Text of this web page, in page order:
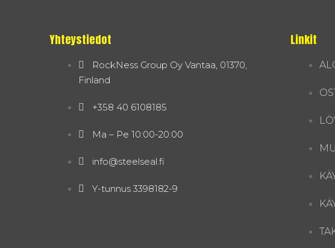
Yhteystiedot
RockNess Group Oy Vantaa, 01370,
Finland
+358 40 6108185
Ma – Pe 10:00-20:00
info@steelseal.fi
Y-tunnus 3398182-9
Linkit